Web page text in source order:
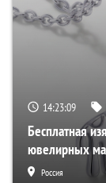
14:23:07
Бесплатная
ювелирных
Россия